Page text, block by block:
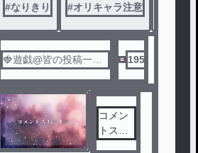
#なりきり #オリキャラ注意
🍓遊戯@皆の投稿一応
195
コメン
トスト